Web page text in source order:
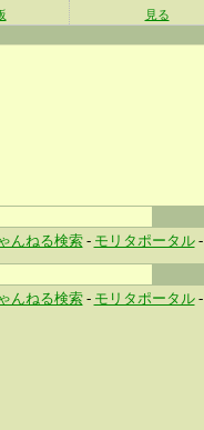
見る
んねる検索- モリタポータル-
んねる検索- モリタポータル-